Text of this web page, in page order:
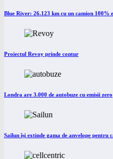
Blue River: 26.123 km cu un camion
Proiectul Revoy prinde contur
Londra are 3.000 de autobuze cu emisii zero
Sailun își extinde gama de anvelope pentru